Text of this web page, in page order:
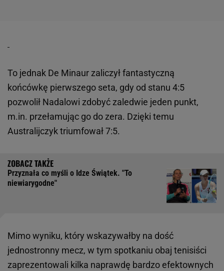
To jednak De Minaur zaliczył fantastyczną
końcówkę pierwszego seta, gdy od stanu 4:5
pozwolił Nadalowi zdobyć zaledwie jeden punkt,
m.in. przełamując go do zera. Dzięki temu
Australijczyk triumfował 7:5.
Przyznała co myśli o Idze Świątek. "To
niewiarygodne"
Mimo wyniku, który wskazywałby na dość
jednostronny mecz, w tym spotkaniu obaj tenisiści
zaprezentowali kilka naprawdę bardzo efektownych